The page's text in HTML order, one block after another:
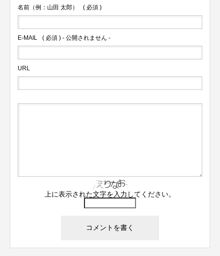
名前（例：山田 太郎） ( 必須 )
E-MAIL ( 必須 ) - 公開されません -
URL
上に表示された文字を入力してください。